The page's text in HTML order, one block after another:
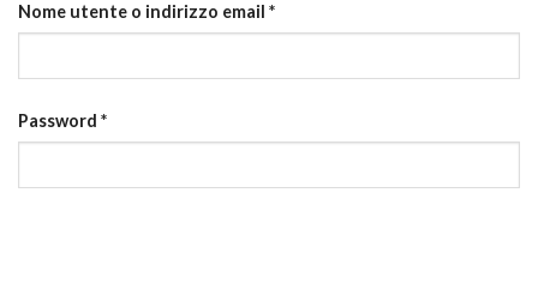
Nome utente o indirizzo email *
Password *